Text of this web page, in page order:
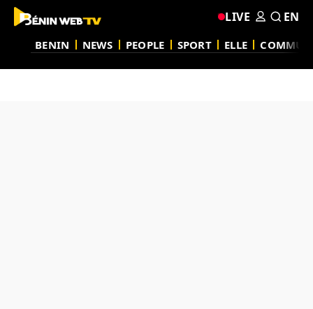
BENIN NEWS PEOPLE SPORT ELLE
LIVE EN